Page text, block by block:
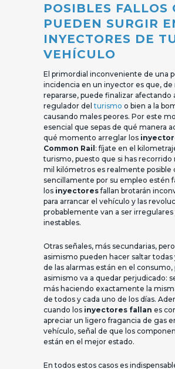
POSIBLES FALLOS
PUEDEN SURGIR
INYECTORES DE
VEHÍCULO
El primordial inconveniente de una
incidencia en un inyector es que, de
repararse, puede finalizar afectando
regulador delturismo o bien a la
causando males peores. Por este
esencial que sepas de qué manera
qué momento arreglar los
Common Rail: fíjate en el
turismo, puesto que si has recorrido
mil kilómetros es realmente posible
sencillamente por su empleo estén
los inyectoresfallan brotarán
para arrancar el vehículo y las
probablemente van a ser
inestables.
Otras señales, más secundarias,
asimismo pueden hacer saltar todas
de las alarmas están en el
asimismo va a quedar perjudicado:
más haciendo exactamente la
de todos y cada uno de los días.
cuando los inyectores fallan es
apreciar un ligero fragancia de gas
vehículo, señal de que los
están en el mejor estado.
En todos estos casos es